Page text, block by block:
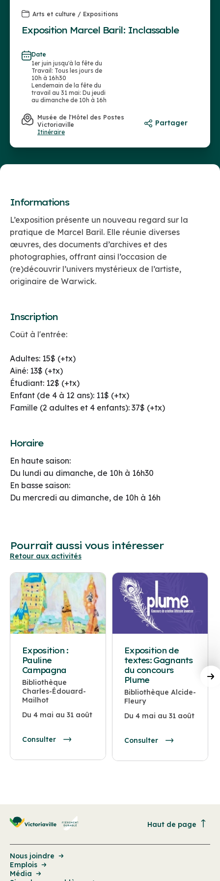
Arts et culture / Expositions
Exposition Marcel Baril: Inclassable
Date
1er juin jusqu'à la fête du
Travail: Tous les jours de
10h à 16h30
Lendemain de la fête du
travail au 31 mai: Du jeudi
au dimanche de 10h à 16h
Musée de l'Hôtel des Postes
Victoriaville
Itinéraire
Partager
Informations
L’exposition présente un nouveau regard sur la
pratique de Marcel Baril. Elle réunie diverses
œuvres, des documents d’archives et des
photographies, offrant ainsi l’occasion de
(re)découvrir l’univers mystérieux de l’artiste,
originaire de Warwick.
Inscription
Coût à l'entrée:
Adultes: 15$ (+tx)
Aîné: 13$ (+tx)
Étudiant: 12$ (+tx)
Enfant (de 4 à 12 ans): 11$ (+tx)
Famille (2 adultes et 4 enfants): 37$ (+tx)
Horaire
En haute saison:
Du lundi au dimanche, de 10h à 16h30
En basse saison:
Du mercredi au dimanche, de 10h à 16h
Pourrait aussi vous intéresser
Retour aux activités
Exposition :
Pauline
Campagna
Bibliothèque
Charles-Édouard-
Mailhot
Du 4 mai au 31 août
Consulter
Exposition de
textes: Gagnants
du concours
Plume
Bibliothèque Alcide-
Fleury
Du 4 mai au 31 août
Consulter
Haut de page
Nous joindre
Emplois
Média